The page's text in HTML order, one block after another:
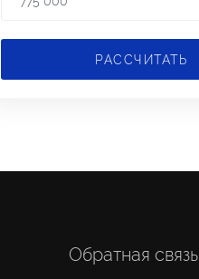
РАССЧИТАТЬ
Обратная связь